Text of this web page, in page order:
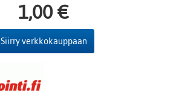
1,00 €
Siirry verkkokauppaan